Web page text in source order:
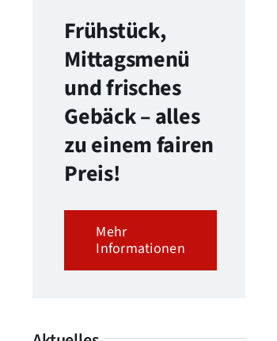
Frühstück,
Mittagsmenü
und frisches
Gebäck – alles
zu einem fairen
Preis!
Mehr
Informationen